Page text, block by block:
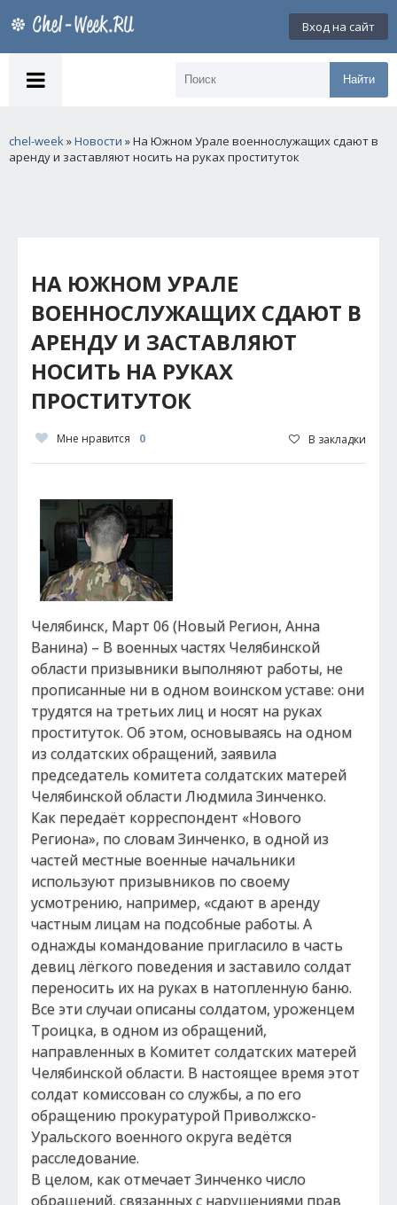
Вход на сайт
Найти
chel-week»Новости » На Южном Урале военнослужащих сдают в
аренду и заставляют носить на руках проституток
НА ЮЖНОМ УРАЛЕ
ВОЕННОСЛУЖАЩИХ СДАЮТ В
АРЕНДУ И ЗАСТАВЛЯЮТ
НОСИТЬ НА РУКАХ
ПРОСТИТУТОК
Мне нравится 0 В закладки
Челябинск, Март 06 (Новый Регион, Анна
Ванина) – В военных частях Челябинской
области призывники выполняют работы, не
прописанные ни в одном воинском уставе: они
трудятся на третьих лиц и носят на руках
проституток. Об этом, основываясь на одном
из солдатских обращений, заявила
председатель комитета солдатских матерей
Челябинской области Людмила Зинченко.
Как передаёт корреспондент «Нового
Региона», по словам Зинченко, в одной из
частей местные военные начальники
используют призывников по своему
усмотрению, например, «сдают в аренду
частным лицам на подсобные работы. А
однажды командование пригласило в часть
девиц лёгкого поведения и заставило солдат
переносить их на руках в натопленную баню.
Все эти случаи описаны солдатом, уроженцем
Троицка, в одном из обращений,
направленных в Комитет солдатских матерей
Челябинской области. В настоящее время этот
солдат комиссован со службы, а по его
обращению прокуратурой Приволжско-
Уральского военного округа ведётся
расследование.
В целом, как отмечает Зинченко число
обращений, связанных с нарушениями прав